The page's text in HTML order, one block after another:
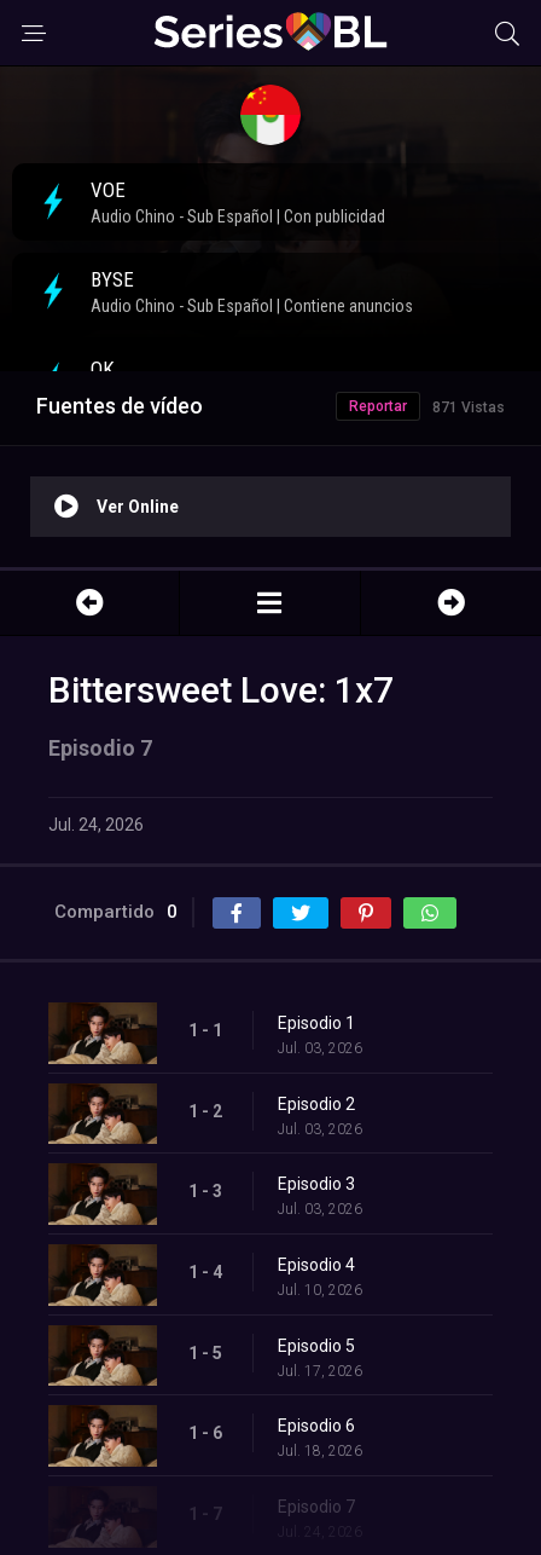
Fuentes de vídeo 871 Vistas
Reportar
Ver Online
Bittersweet Love: 1x7
Episodio 7
Jul. 24, 2026
Compartido 0
1 - 1 Episodio 1
Jul. 03, 2026
1 - 2 Episodio 2
Jul. 03, 2026
1 - 3 Episodio 3
Jul. 03, 2026
1 - 4 Episodio 4
Jul. 10, 2026
1 - 5 Episodio 5
Jul. 17, 2026
1 - 6 Episodio 6
Jul. 18, 2026
1 - 7 Episodio 7
Jul. 24, 2026